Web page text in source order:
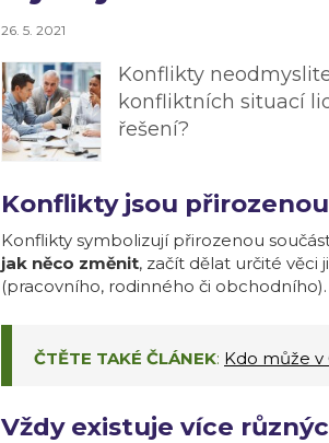
26. 5. 2021
Konflikty
konfliktních situací
řešení?
Konflikty jsou
Konflikty symbolizují přirozenou
jak něco změnit, začít dělat určité
(pracovního, rodinného či obchodního).
ČTĚTE TAKÉ ČLÁNEK: Kdo může
Vždy existuje více